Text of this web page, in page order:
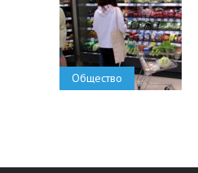
Общество